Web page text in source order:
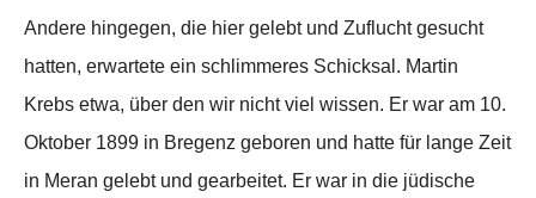
Andere hingegen, die hier gelebt und Zuflucht gesucht
hatten, erwartete ein schlimmeres Schicksal. Martin
Krebs etwa, über den wir nicht viel wissen. Er war am 10.
Oktober 1899 in Bregenz geboren und hatte für lange Zeit
in Meran gelebt und gearbeitet. Er war in die jüdische